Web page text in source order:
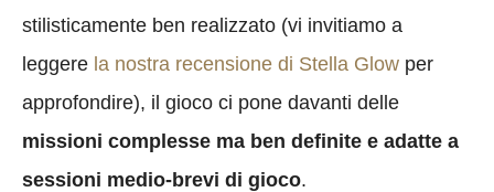
stilisticamente ben realizzato (vi invitiamo a
leggere la nostra recensione di Stella Glow per
approfondire), il gioco ci pone davanti delle
missioni complesse ma ben definite e adatte a
sessioni medio-brevi di gioco.